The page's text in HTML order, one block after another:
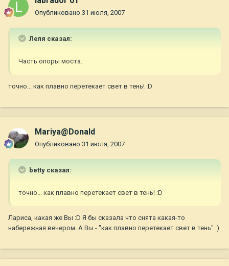
Опубликовано 31 июля, 2007
Леля сказал:
Часть опоры моста.
точно... как плавно перетекает свет в тень! :D
Mariya@Donald
Опубликовано 31 июля, 2007
betty сказал:
точно... как плавно перетекает свет в тень! :D
Лариса, какая же Вы :D Я бы сказала что снята какая-то
набережная вечером. А Вы - "как плавно перетекает свет в тень" :)